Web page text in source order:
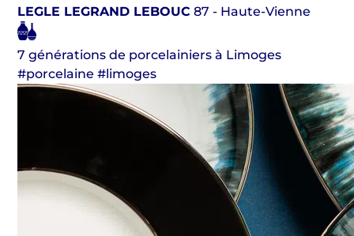
LEGLE LEGRAND LEBOUC 87 - Haute-Vienne
7 générations de porcelainiers à Limoges
#porcelaine #limoges